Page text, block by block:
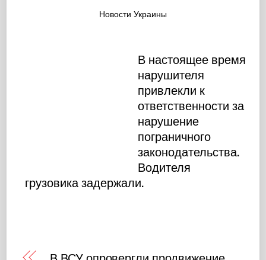
Новости Украины
В настоящее время
нарушителя
привлекли к
ответственности за
нарушение
пограничного
законодательства.
Водителя
грузовика задержали.